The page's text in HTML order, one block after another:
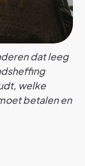
dat leeg
welke
betalen en